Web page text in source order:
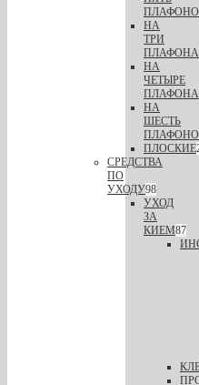
НА
ТРИ
ПЛАФОНА
НА
ЧЕТЫРЕ
ПЛАФОНА
НА
ШЕСТЬ
ПЛОСКИЕ
СРЕДСТВА
ПО
УХОДУ98
УХОД
ЗА
КИЕМ87